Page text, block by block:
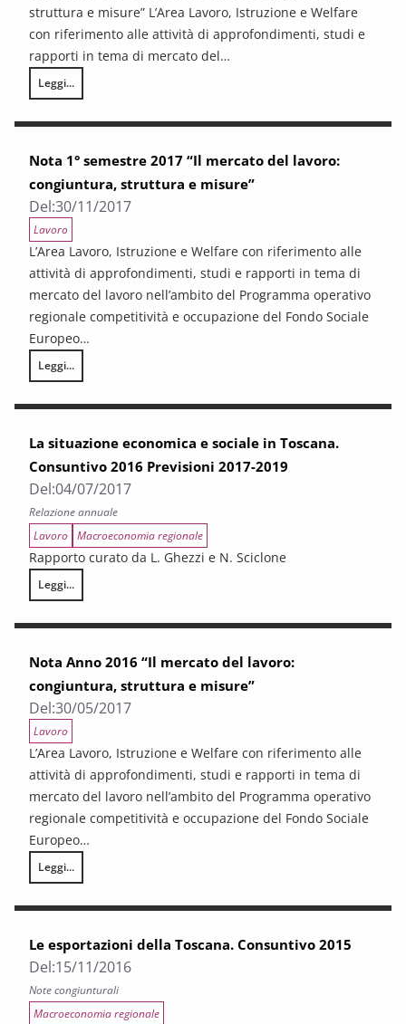
struttura e misure” L’Area Lavoro, Istruzione e Welfare
con riferimento alle attività di approfondimenti, studi e
rapporti in tema di mercato del…
Leggi...
Nota Anno 2017 “Il mercato del lavoro: congiuntura, struttura e
Nota 1° semestre 2017 “Il mercato del lavoro:
congiuntura, struttura e misure”
Del:30/11/2017
Lavoro
L’Area Lavoro, Istruzione e Welfare con riferimento alle
attività di approfondimenti, studi e rapporti in tema di
mercato del lavoro nell’ambito del Programma operativo
regionale competitività e occupazione del Fondo Sociale
Europeo…
Leggi...
Nota 1° semestre 2017 “Il mercato del lavoro: congiuntura, struttura e
La situazione economica e sociale in Toscana.
Consuntivo 2016 Previsioni 2017-2019
Del:04/07/2017
Relazione annuale
Lavoro Macroeconomia regionale
Rapporto curato da L. Ghezzi e N. Sciclone
Leggi...
La situazione economica e sociale in Toscana. Consuntivo 2016
Nota Anno 2016 “Il mercato del lavoro:
congiuntura, struttura e misure”
Del:30/05/2017
Lavoro
L’Area Lavoro, Istruzione e Welfare con riferimento alle
attività di approfondimenti, studi e rapporti in tema di
mercato del lavoro nell’ambito del Programma operativo
regionale competitività e occupazione del Fondo Sociale
Europeo…
Leggi...
Nota Anno 2016 “Il mercato del lavoro: congiuntura, struttura e
Le esportazioni della Toscana. Consuntivo 2015
Del:15/11/2016
Note congiunturali
Macroeconomia regionale